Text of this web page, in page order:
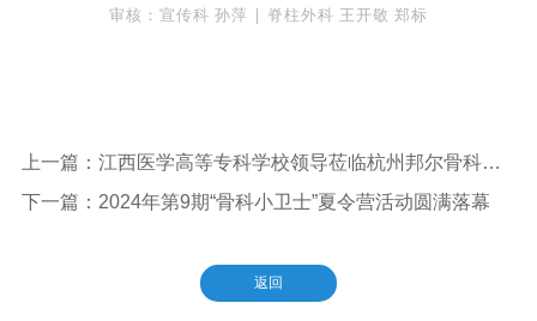
审核：宣传科 孙萍 | 脊柱外科 王开敬 郑标
上一篇：江西医学高等专科学校领导莅临杭州邦尔骨科医院，共同探讨实习与就业合作事宜
下一篇：2024年第9期“骨科小卫士”夏令营活动圆满落幕
返回